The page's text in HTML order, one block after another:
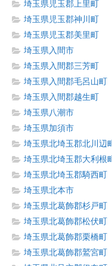
埼玉県児玉郡上里町
埼玉県児玉郡神川町
埼玉県児玉郡美里町
埼玉県入間市
埼玉県入間郡三芳町
埼玉県入間郡毛呂山町
埼玉県入間郡越生町
埼玉県八潮市
埼玉県加須市
埼玉県北埼玉郡北川辺町
埼玉県北埼玉郡大利根町
埼玉県北埼玉郡騎西町
埼玉県北本市
埼玉県北葛飾郡杉戸町
埼玉県北葛飾郡松伏町
埼玉県北葛飾郡栗橋町
埼玉県北葛飾郡鷲宮町